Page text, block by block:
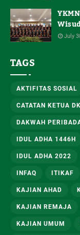
July
TAGS
AKTIFITAS SOSIAL
CATATAN KETUA
DAKWAH
IDUL ADHA 1446H
IDUL ADHA 2022
INFAQ ITIKAF
KAJIAN AHAD
KAJIAN REMAJA
KAJIAN UMUM